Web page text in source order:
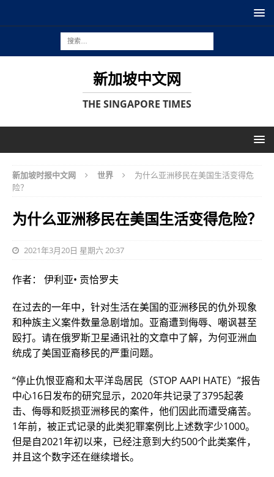
新加坡中文网
THE SINGAPORE TIMES
新加坡时报中文网 世界
为什么亚洲移民在美国生活变得危
险？
为什么亚洲移民在美国生活变得危险？
2021年3月20日 星期六 20:37
作者： 伊利亚• 贡恰罗夫
在过去的一年中，针对生活在美国的亚洲移民的仇外现象
和种族主义案件数量急剧增加。亚裔遭到侮辱、嘲讽甚至
殴打。请在俄罗斯卫星通讯社的文章中了解，为何亚洲血
统成了美国亚裔移民的严重问题。
“停止仇恨亚裔和太平洋岛居民（STOP AAPI HATE）”报告
中心16日发布的研究显示，2020年共记录了3795起袭
击、侮辱和贬损亚洲移民的案件，他们因此而遭受痛苦。
1年前，被正式记录的此类犯罪案例比上述数字少1000。
但是自2021年初以来，已经注意到大约500个此类案件，
并且这个数字还在继续增长。